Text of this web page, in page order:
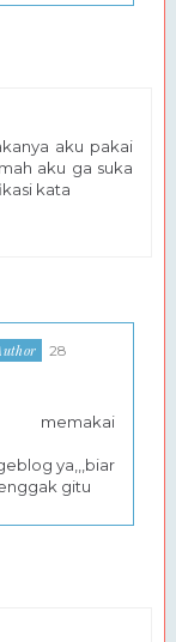
aku pakai
aku ga suka
kata
28
ya,,,biar
gitu